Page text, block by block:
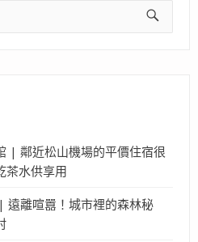
| 鄰近松山機場的平價住宿很
茶水供享用
遠離喧囂！城市裡的森林秘